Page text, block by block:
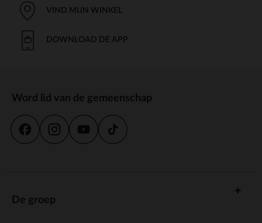
VIND MIJN WINKEL
DOWNLOAD DE APP
Word lid van de gemeenschap
De groep